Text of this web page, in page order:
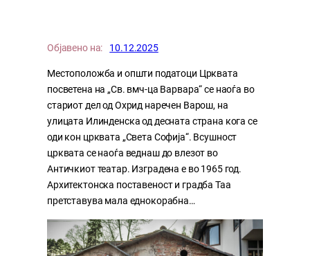
Објавено на: 10.12.2025
Местоположба и општи податоци Црквата
посветена на „Св. вмч-ца Варвара“ се наоѓа во
стариот дел од Охрид наречен Варош, на
улицата Илинденска од десната страна кога се
оди кон црквата „Света Софија“. Всушност
црквата се наоѓа веднаш до влезот во
Античкиот театар. Изградена е во 1965 год.
Архитектонска поставеност и градба Таа
претставува мала еднокорабна…